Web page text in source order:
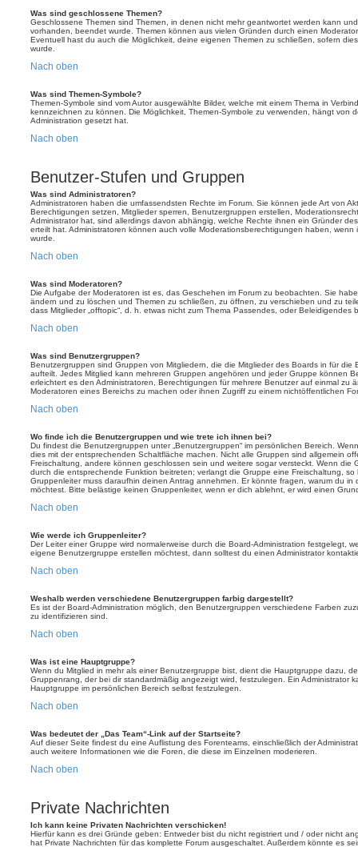
Was sind geschlossene Themen?
Geschlossene Themen sind Themen, in denen nicht mehr geantwortet werden kann
vorhanden, beendet wurde. Themen können aus vielen Gründen durch einen
Eventuell hast du auch die Möglichkeit, deine eigenen Themen zu schließen, sofern
wurde.
Nach oben
Was sind Themen-Symbole?
Themen-Symbole sind vom Autor ausgewählte Bilder, welche mit einem Thema in
kennzeichnen zu können. Die Möglichkeit, Themen-Symbole zu verwenden, hängt von
Administration gesetzt hat.
Nach oben
Benutzer-Stufen und Gruppen
Was sind Administratoren?
Administratoren haben die umfassendsten Rechte im Forum. Sie können jede Art von
Berechtigungen setzen, Mitglieder sperren, Benutzergruppen erstellen,
Administrator hat, sind allerdings davon abhängig, welche Rechte ihnen ein Gründer
erteilt hat. Administratoren können auch volle Moderationsberechtigungen haben,
wurde.
Nach oben
Was sind Moderatoren?
Die Aufgabe der Moderatoren ist es, das Geschehen im Forum zu beobachten. Sie
ändern und zu löschen und Themen zu schließen, zu öffnen, zu verschieben und zu
dass Mitglieder „offtopic“, d. h. etwas nicht zum Thema Passendes, oder Beleidigendes
Nach oben
Was sind Benutzergruppen?
Benutzergruppen sind Gruppen von Mitgliedern, die die Mitglieder des Boards in für die
aufteilt. Jedes Mitglied kann mehreren Gruppen angehören und jeder Gruppe können
erleichtert es den Administratoren, Berechtigungen für mehrere Benutzer auf einmal zu
Moderatoren eines Bereichs zu machen oder ihnen Zugriff zu einem nichtöffentlichen
Nach oben
Wo finde ich die Benutzergruppen und wie trete ich ihnen bei?
Du findest die Benutzergruppen unter „Benutzergruppen“ im persönlichen Bereich.
dies mit der entsprechenden Schaltfläche machen. Nicht alle Gruppen sind allgemein
Freischaltung, andere können geschlossen sein und weitere sogar versteckt. Wenn die
durch die entsprechende Funktion beitreten; verlangt die Gruppe eine Freischaltung,
Gruppenleiter muss daraufhin deinen Antrag annehmen. Er könnte fragen, warum du in
möchtest. Bitte belästige keinen Gruppenleiter, wenn er dich ablehnt, er wird einen
Nach oben
Wie werde ich Gruppenleiter?
Der Leiter einer Gruppe wird normalerweise durch die Board-Administration festgelegt,
eigene Benutzergruppe erstellen möchtest, dann solltest du einen Administrator
Nach oben
Weshalb werden verschiedene Benutzergruppen farbig dargestellt?
Es ist der Board-Administration möglich, den Benutzergruppen verschiedene Farben
zu identifizieren sind.
Nach oben
Was ist eine Hauptgruppe?
Wenn du Mitglied in mehr als einer Benutzergruppe bist, dient die Hauptgruppe dazu,
Gruppenrang, der bei dir standardmäßig angezeigt wird, festzulegen. Ein Administrator
Hauptgruppe im persönlichen Bereich selbst festzulegen.
Nach oben
Was bedeutet der „Das Team“-Link auf der Startseite?
Auf dieser Seite findest du eine Auflistung des Forenteams, einschließlich der
auch weitere Informationen wie die Foren, die diese im Einzelnen moderieren.
Nach oben
Private Nachrichten
Ich kann keine Privaten Nachrichten verschicken!
Hierfür kann es drei Gründe geben: Entweder bist du nicht registriert und / oder nicht
hat Private Nachrichten für das komplette Forum ausgeschaltet. Außerdem könnte es